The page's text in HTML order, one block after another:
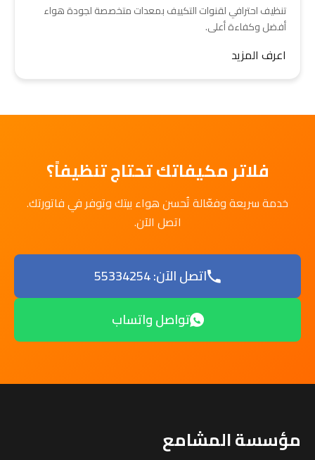
تنظيف احترافي لقنوات التكييف بمعدات متخصصة لجودة هواء
أفضل وكفاءة أعلى.
اعرف المزيد
فلاتر مكيفاتك تحتاج تنظيفاً؟
خدمة سريعة وفعّالة تُحسن هواء بيتك وتوفر في فاتورتك.
اتصل الآن.
اتصل الآن: 55334254
تواصل واتساب
مؤسسة المشامع